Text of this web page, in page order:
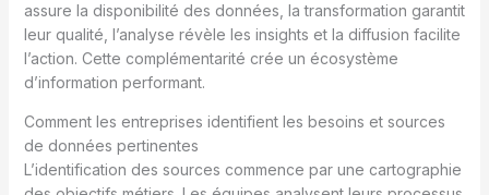
assure la disponibilité des données, la transformation garantit
leur qualité, l’analyse révèle les insights et la diffusion facilite
l’action. Cette complémentarité crée un écosystème
d’information performant.
Comment les entreprises identifient les besoins et sources
de données pertinentes
L’identification des sources commence par une cartographie